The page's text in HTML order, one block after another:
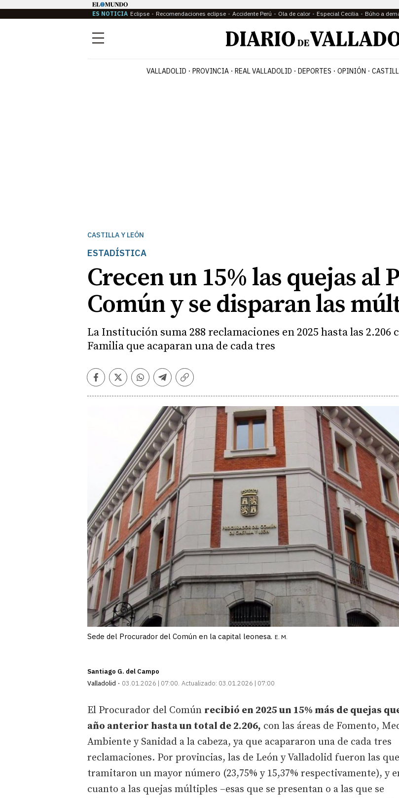
ES NOTICIA Eclipse Recomendaciones eclipse Accidente Perú Ola de calor Especial Cecilia Búho a
Menú
VALLADOLID PROVINCIA REAL VALLADOLID DEPORTES OPINIÓN
CASTILLA Y LEÓN
ESTADÍSTICA
Crecen un 15% las quejas al
Común y se disparan las
La Institución suma 288 reclamaciones en 2025 hasta las
Familia que acaparan una de cada tres
Facebook
TwitterWhatsapp
Telegram
Copiar
Sede del Procurador del Común en la capital leonesa. E. M.
Santiago G. del Campo
Valladolid
03.01.2026 | 07:00 Actualizado: 03.01.2026 | 07:00
El Procurador del Común recibió en 2025 un 15% más de quejas
año anterior hasta un total de 2.206, con las áreas de Fomento,
Ambiente y Sanidad a la cabeza, ya que acapararon una de cada tres
reclamaciones. Por provincias, las de León y Valladolid fueron las que
tramitaron un mayor número (23,75% y 15,37% respectivamente), y
cuanto a las quejas múltiples –esas que se presentan o a las que se